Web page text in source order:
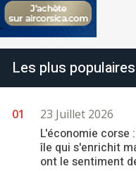
Les plus populaires
23 Juillet 2026
L'économie corse
île qui s'enrichit
ont le sentiment